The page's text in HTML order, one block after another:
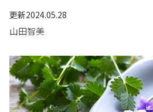
更新2024.05.28
山田智美